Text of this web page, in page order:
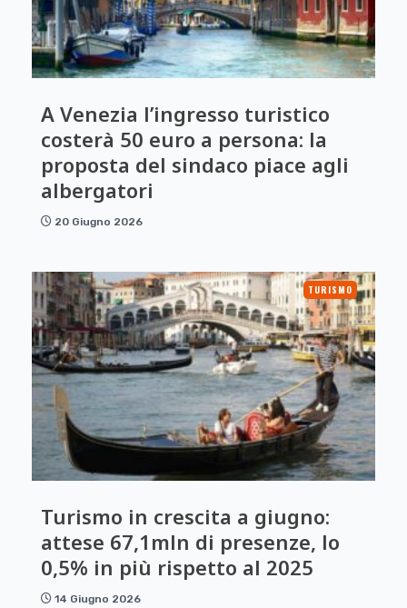
A Venezia l’ingresso turistico
costerà 50 euro a persona: la
proposta del sindaco piace agli
albergatori
20 Giugno 2026
TURISMO
Turismo in crescita a giugno:
attese 67,1mln di presenze, lo
0,5% in più rispetto al 2025
14 Giugno 2026